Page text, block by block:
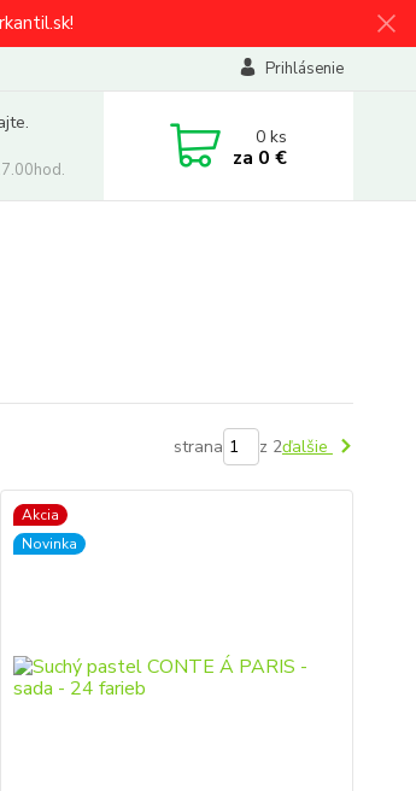
Prihlásenie
0ks
za 0 €
strana z 2ďalšie
Akcia
Novinka